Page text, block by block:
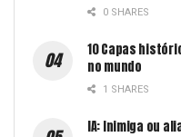
0 SHARES
10 Capas
no mundo
1 SHARES
IA: Inimiga ou